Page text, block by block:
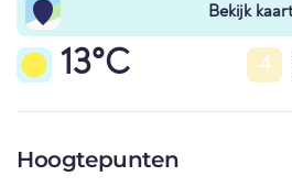
Bekijk
13°C 4
Hoogtepunten